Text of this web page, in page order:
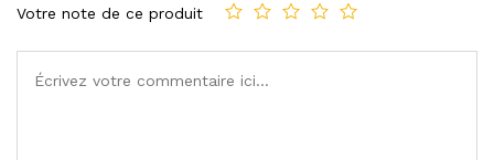
Votre note de ce produit